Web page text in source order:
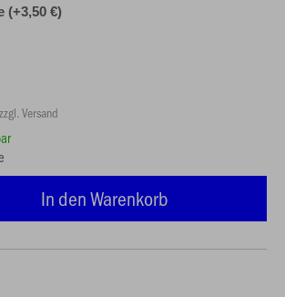
(+3,50 €)
Versand
In den Warenkorb